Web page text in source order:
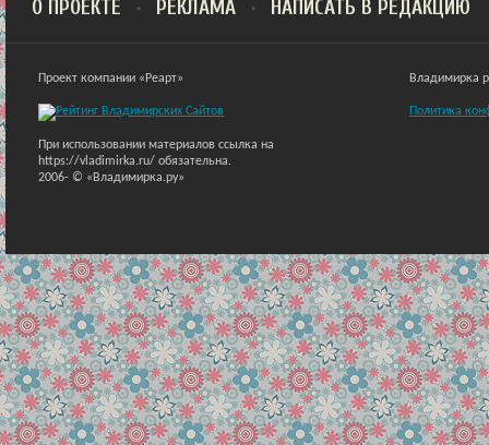
О ПРОЕКТЕ РЕКЛАМА НАПИСАТЬ В РЕДАКЦИЮ
Проект компании «Реарт»
При использовании материалов ссылка на
https://vladimirka.ru/ обязательна.
2006- © «Владимирка.ру»
Владимирка
Политика